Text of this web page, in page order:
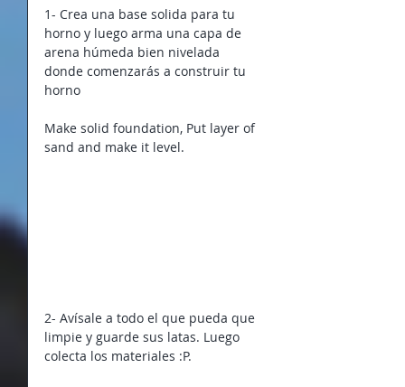
1- Crea una base solida para tu
horno y luego arma una capa de
arena húmeda bien nivelada
donde comenzarás a construir tu
horno
Make solid foundation, Put layer of
sand and make it level.
2- Avísale a todo el que pueda que
limpie y guarde sus latas. Luego
colecta los materiales :P.